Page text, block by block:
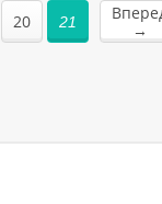
20 21
→